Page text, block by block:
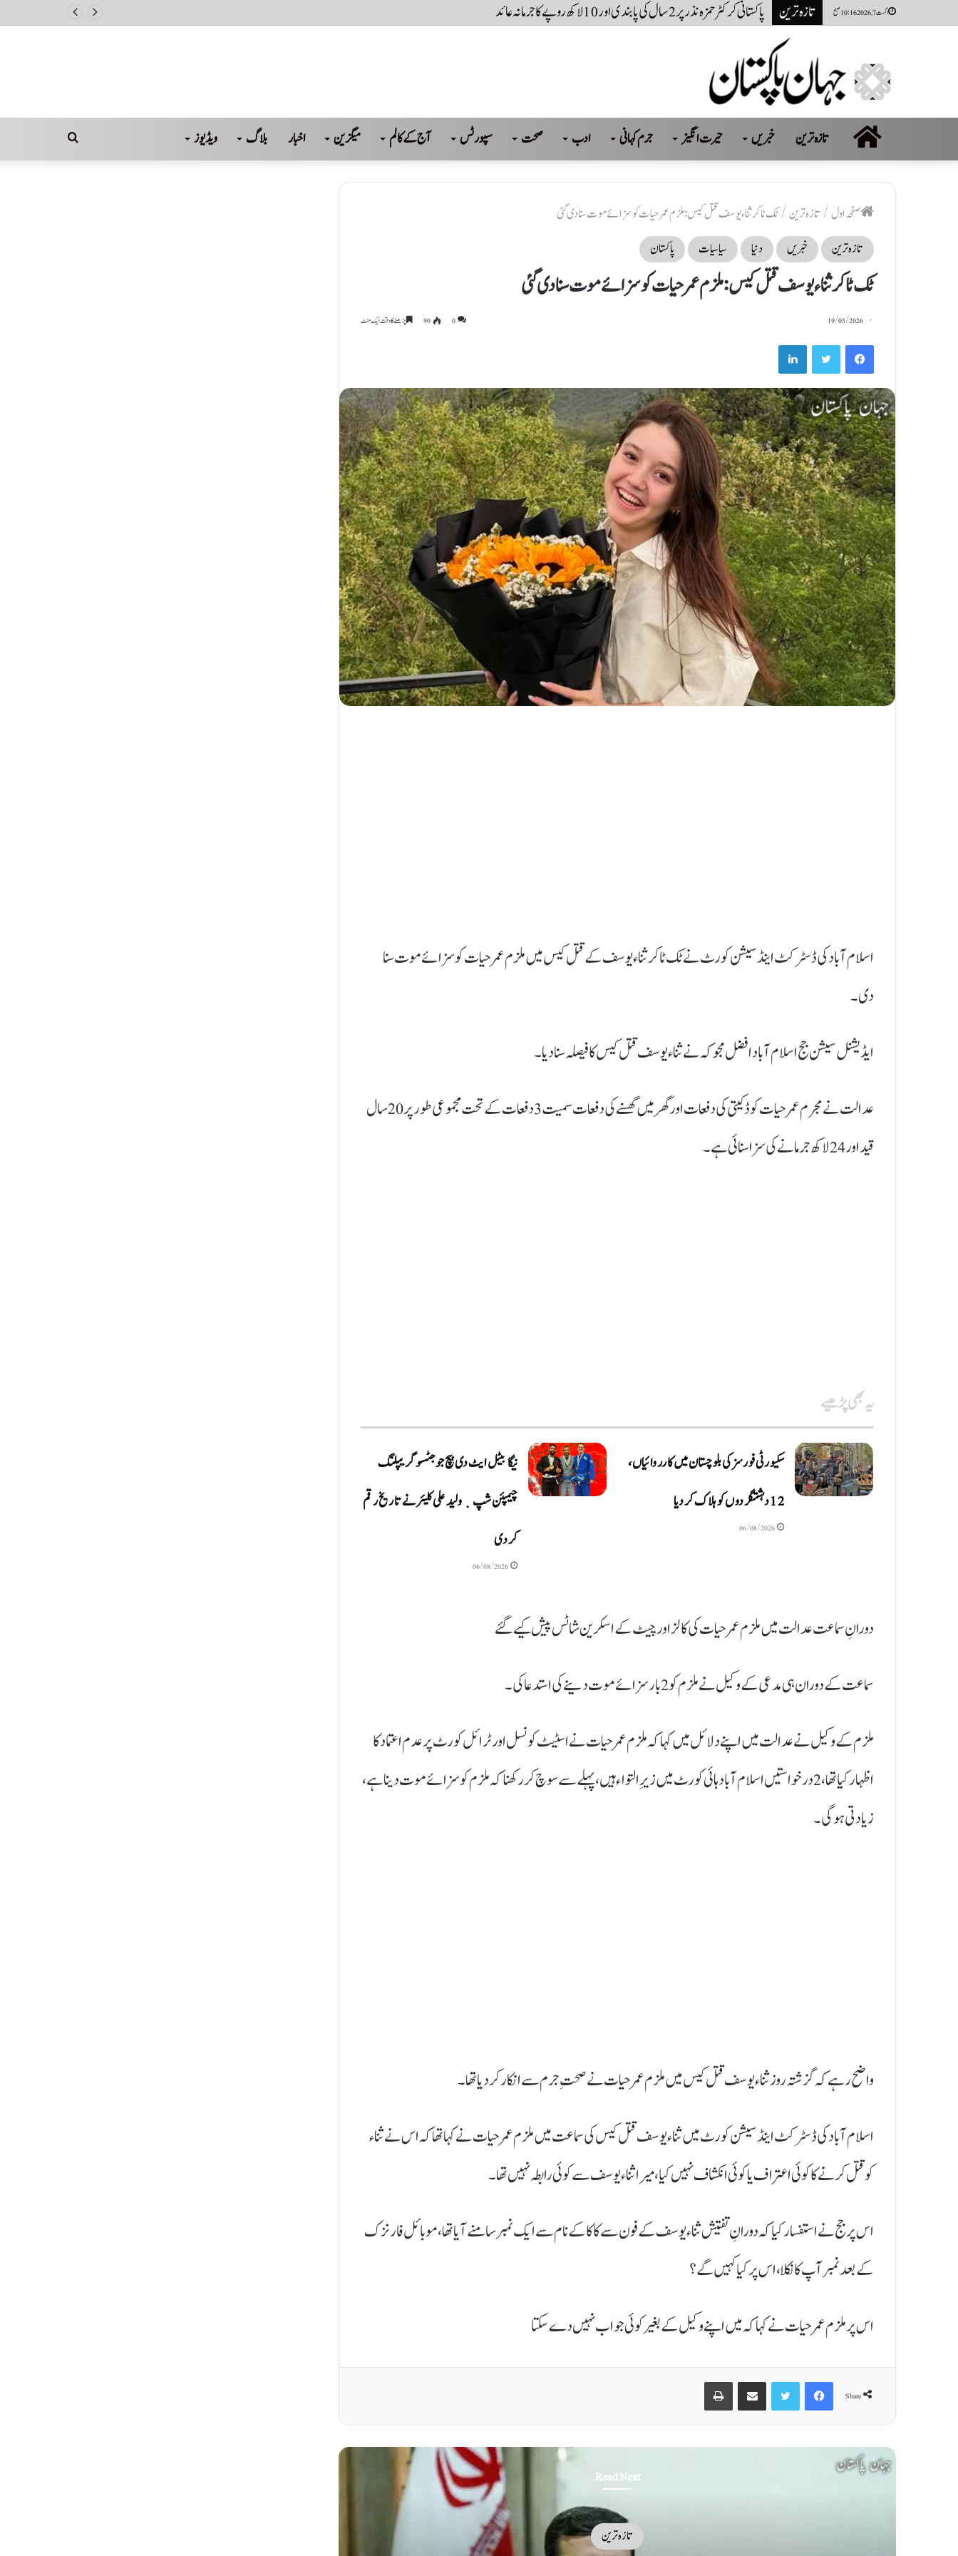
اگست 7, 2026 10:16 صبح تازہ ترین پاکستانی کرکٹر حمزہ نذر پر 2 سال کی پابندی اور 10 لاکھ روپےکا جرمانہ عائد
صفحہ
اول
تازہ ترین خبریں حیرت انگیز جرم کہانی ادب صحت سپورٹس آج کے کالم میگزین اخبار بلاگ ویڈیوز Search
صفحہ اول /تازہ ترین/ٹک ٹاکر ثناء یوسف قتل کیس: ملزم عمر حیات کو سزائے موت سنا دی گئی
تازہ ترین
خبریں دنیا سیاسیات پاکستان
ٹک ٹاکر ثناء یوسف قتل کیس: ملزم عمر حیات کو سزائے موت سنا دی گئی
19/05/2026
0
90 پڑھنے کا وقت ایک منٹ
Facebook
Twitter
LinkedIn
اسلام آباد کی ڈسٹرکٹ اینڈ سیشن کورٹ نے ٹک ٹاکر ثناء یوسف کے قتل کیس میں ملزم عمر حیات کو سزائے موت سنا
دی۔
ایڈیشنل سیشن جج اسلام آباد افضل مجوکہ نے ثناء یوسف قتل کیس کا فیصلہ سنا دیا۔
عدالت نے مجرم عمر حیات کو ڈکیتی کی دفعات اور گھر میں گھسنے کی دفعات سمیت 3 دفعات کے تحت مجموعی طور پر 20 سال
قید اور 24 لاکھ جرمانے کی سزا سنائی ہے۔
یہ بھی پڑھیے
سکیورٹی فورسز کی بلوچستان میں کارروائیاں،
12 دہشتگردوں کو ہلاک کردیا
06/08/2026
نیگا بیٹل ایٹ دی بیچ جوجٹسو گریپلنگ
چیمپئن شپ ٜ ولید علی کلیئر نے تاریخ رقم
کر دی
06/08/2026
دورانِ سماعت عدالت میں ملزم عمر حیات کی کالز اور چیٹ کے اسکرین شاٹس پیش کیے گئے
سماعت کے دوران ہی مدعی کے وکیل نے ملزم کو 2 بار سزائے موت دینے کی استدعا کی۔
ملزم کے وکیل نے عدالت میں اپنے دلائل میں کہا کہ ملزم عمر حیات نے اسٹیٹ کونسل اور ٹرائل کورٹ پر عدم اعتماد کا
اظہار کیا تھا، 2 درخواستیں اسلام آباد ہائی کورٹ میں زیرِ التواء ہیں، پہلے سے سوچ کر رکھنا کہ ملزم کو سزائے موت دینا ہے،
زیادتی ہو گی۔
واضح رہے کہ گزشتہ روز ثناء یوسف قتل کیس میں ملزم عمر حیات نے صحتِ جرم سے انکار کر دیا تھا۔
اسلام آباد کی ڈسٹرکٹ اینڈ سیشن کورٹ میں ثناء یوسف قتل کیس کی سماعت میں ملزم عمر حیات نے کہا تھا کہ اس نے ثناء
کو قتل کرنے کا کوئی اعتراف یا کوئی انکشاف نہیں کیا، میرا ثناء یوسف سے کوئی رابطہ نہیں تھا۔
اس پر جج نے استفسار کیا کہ دورانِ تفتیش ثناء یوسف کے فون سے کاکا کے نام سے ایک نمبر سامنے آیا تھا، موبائل فارنزک
کے بعد نمبر آپ کا نکلا، اس پر کیا کہیں گے؟
اس پر ملزم عمر حیات نے کہا کہ میں اپنے وکیل کے بغیر کوئی جواب نہیں دے سکتا
Share
Facebook
Twitter
Share via Email
Print
Read Next
تازہ ترین